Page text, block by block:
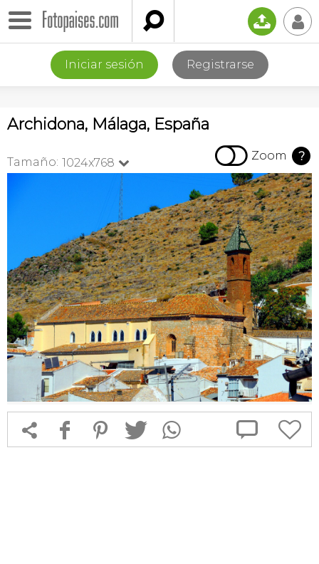
 📤 👤
Iniciar sesión Registrarse
Archidona, Málaga, España
Tamaño: 1024x768   Zoom ?
 f 1 T  